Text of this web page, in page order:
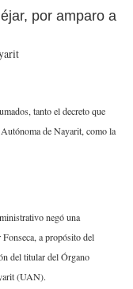
por amparo a
tanto el decreto que
de Nayarit, como la
negó una
a propósito del
del titular del Órgano
(UAN).